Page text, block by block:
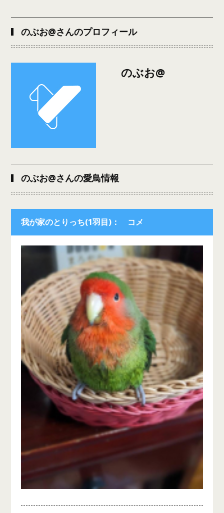
のぶお@さんのプロフィール
のぶお@
のぶお@さんの愛鳥情報
我が家のとりっち(1羽目)： コメ